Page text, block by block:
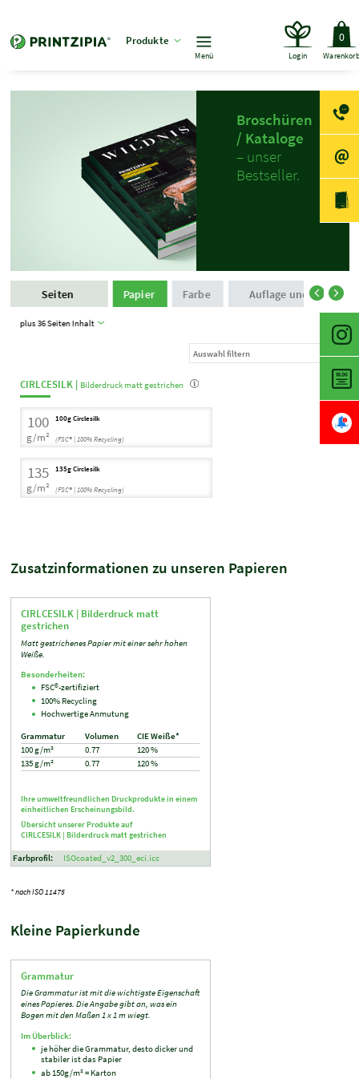
Produkte
Menü Login
0
Broschüren
/ Kataloge
– unser
Bestseller.
Seiten
plus 36 Seiten Inhalt
Papier Farbe Auflage und
CIRLCESILK | Bilderdruck matt gestrichen
100
g/m²
100g Circlesilk
(FSC® | 100% Recycling)
135
g/m²
135g Circlesilk
(FSC® | 100% Recycling)
Zusatzinformationen zu unseren Papieren
CIRLCESILK | Bilderdruck matt
gestrichen
Matt gestrichenes Papier mit einer sehr hohen
Weiße.
Besonderheiten:
FSC®-zertifiziert
100% Recycling
Hochwertige Anmutung
Farbprofil: ISOcoated_v2_300_eci.icc
Grammatur Volumen
CIE Weiße*
100 g/m²
0.77
120 %
135 g/m²
0.77 120 %
Ihre umweltfreundlichen Druckprodukte in einem
einheitlichen Erscheinungsbild.
Übersicht unserer Produkte auf
CIRLCESILK | Bilderdruck matt gestrichen
* nach ISO 11475
Kleine Papierkunde
Grammatur
Die Grammatur ist mit die wichtigste Eigenschaft
eines Papieres. Die Angabe gibt an, was ein
Bogen mit den Maßen 1 x 1 m wiegt.
Im Überblick:
je höher die Grammatur, desto dicker und
stabiler ist das Papier
ab 150g/m² = Karton